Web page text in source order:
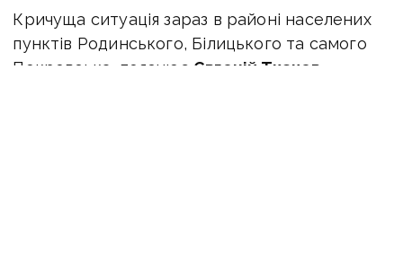
Кричуща ситуація зараз в районі населених
пунктів Родинського, Білицького та самого
Покровська, пояснює Євгеній Ткачов,